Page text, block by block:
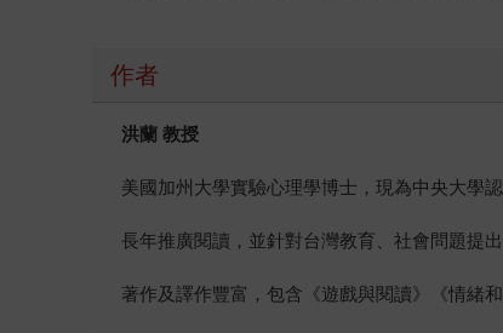
作者
洪蘭 教授
美國加州大學實驗心理學博士，現為中央大學
長年推廣閱讀，並針對台灣教育、社會問題提
著作及譯作豐富，包含《遊戲與閱讀》《情緒